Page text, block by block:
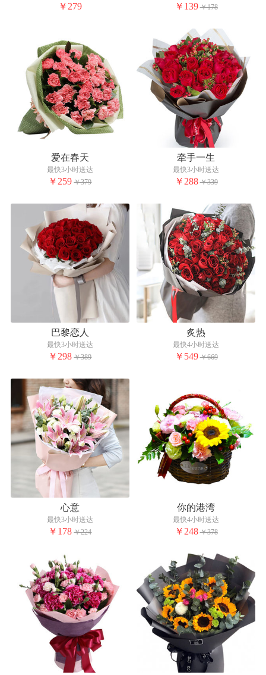
￥279 ￥139 ￥178
爱在春天
最快3小时送达
￥259 ￥379
牵手一生
最快3小时送达
￥288 ￥339
巴黎恋人
最快3小时送达
￥298 ￥389
炙热
最快4小时送达
￥549 ￥669
心意
最快3小时送达
￥178 ￥224
你的港湾
最快4小时送达
￥248 ￥378